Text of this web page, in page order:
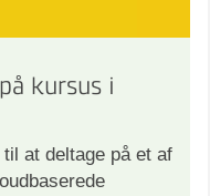
kursus i
at deltage på et af